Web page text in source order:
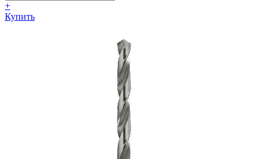
+
Купить